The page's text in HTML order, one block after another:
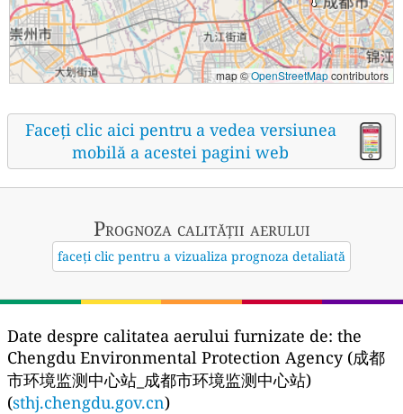
map ©OpenStreetMapcontributors
Faceți clic aici pentru a vedea versiunea
mobilă a acestei pagini web
Prognoza calității aerului
faceți clic pentru a vizualiza prognoza detaliată
Date despre calitatea aerului furnizate de: the
Chengdu Environmental Protection Agency (成都
市环境监测中心站_成都市环境监测中心站)
(sthj.chengdu.gov.cn)